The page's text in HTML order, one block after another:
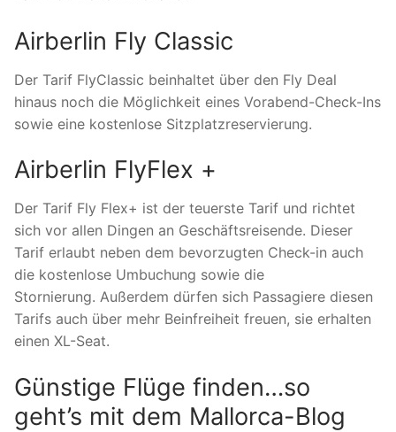
Airberlin Fly Classic
Der Tarif FlyClassic beinhaltet über den Fly Deal
hinaus noch die Möglichkeit eines Vorabend-Check-Ins
sowie eine kostenlose Sitzplatzreservierung.
Airberlin FlyFlex +
Der Tarif Fly Flex+ ist der teuerste Tarif und richtet
sich vor allen Dingen an Geschäftsreisende. Dieser
Tarif erlaubt neben dem bevorzugten Check-in auch
die kostenlose Umbuchung sowie die
Stornierung. Außerdem dürfen sich Passagiere diesen
Tarifs auch über mehr Beinfreiheit freuen, sie erhalten
einen XL-Seat.
Günstige Flüge finden…so
geht’s mit dem Mallorca-Blog